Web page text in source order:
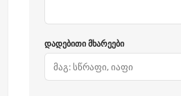
დადებითი მხარეები